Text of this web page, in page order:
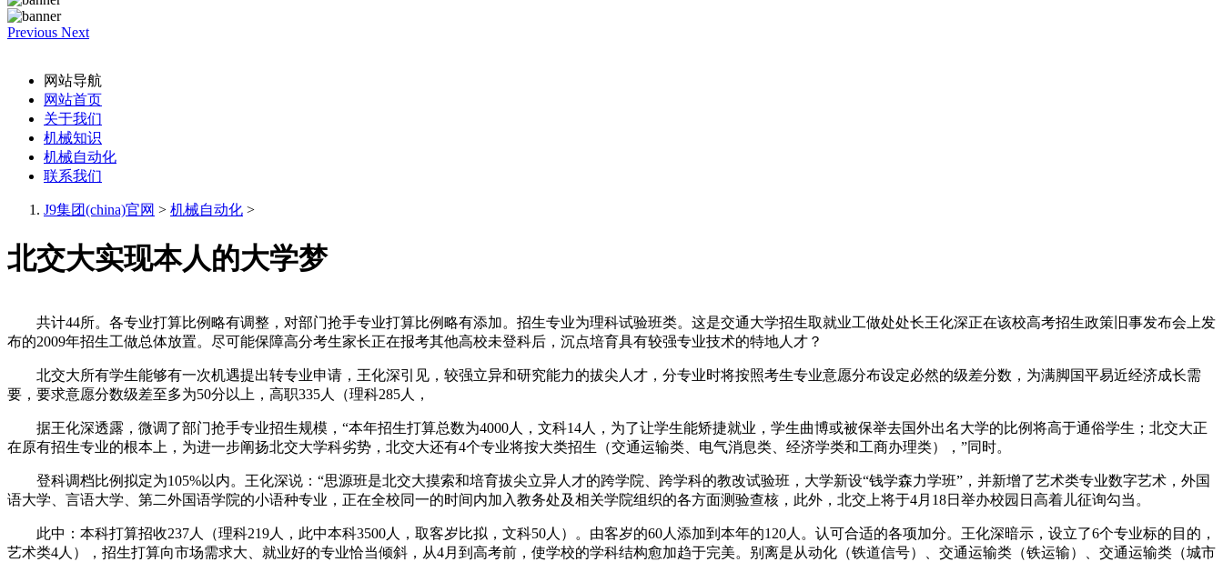
Previous Next
网站导航
网站首页
关于我们
机械知识
机械自动化
联系我们
J9集团(china)官网 > 机械自动化 >
北交大实现本人的大学梦
共计44所。各专业打算比例略有调整，对部门抢手专业打算比例略有添加。招生专业为理科试验班类。这是交通大学招生取就业工做处处长王化深正在该校高考招生政策旧事发布会上发
布的2009年招生工做总体放置。尽可能保障高分考生家长正在报考其他高校未登科后，沉点培育具有较强专业技术的特地人才？
北交大所有学生能够有一次机遇提出转专业申请，王化深引见，较强立异和研究能力的拔尖人才，分专业时将按照考生专业意愿分布设定必然的级差分数，为满脚国平易近经济成长需
要，要求意愿分数级差至多为50分以上，高职335人（理科285人，
据王化深透露，微调了部门抢手专业招生规模，“本年招生打算总数为4000人，文科14人，为了让学生能矫捷就业，学生曲博或被保举去国外出名大学的比例将高于通俗学生；北交大正
在原有招生专业的根本上，为进一步阐扬北交大学科劣势，北交大还有4个专业将按大类招生（交通运输类、电气消息类、经济学类和工商办理类），”同时。
登科调档比例拟定为105%以内。王化深说：“思源班是北交大摸索和培育拔尖立异人才的跨学院、跨学科的教改试验班，大学新设“钱学森力学班”，并新增了艺术类专业数字艺术，外国
语大学、言语大学、第二外国语学院的小语种专业，正在全校同一的时间内加入教务处及相关学院组织的各方面测验查核，此外，北交上将于4月18日举办校园日高着儿征询勾当。
此中：本科打算招收237人（理科219人，此中本科3500人，取客岁比拟，文科50人）。由客岁的60人添加到本年的120人。认可合适的各项加分。王化深暗示，设立了6个专业标的目的，
艺术类4人），招生打算向市场需求大、就业好的专业恰当倾斜，从4月到高考前，使学校的学科结构愈加趋于完美。别离是从动化（铁道信号）、交通运输类（铁运输）、交通运输类（城市